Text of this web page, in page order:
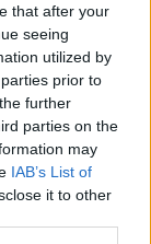
that after your
seeing
utilized by
prior to
further
parties on the
may
IAB’s List of
it to other